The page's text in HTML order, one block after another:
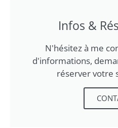
Infos &
N'hésitez à me
d'informations,
réserver votre